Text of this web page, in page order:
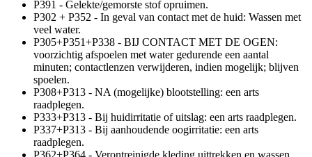
P391 - Gelekte/gemorste stof opruimen.
P302 + P352 - In geval van contact met de huid: Wassen met
veel water.
P305+P351+P338 - BIJ CONTACT MET DE OGEN:
voorzichtig afspoelen met water gedurende een aantal
minuten; contactlenzen verwijderen, indien mogelijk; blijven
spoelen.
P308+P313 - NA (mogelijke) blootstelling: een arts
raadplegen.
P333+P313 - Bij huidirritatie of uitslag: een arts raadplegen.
P337+P313 - Bij aanhoudende oogirritatie: een arts
raadplegen.
P362+P364 - Verontreinigde kleding uittrekken en wassen